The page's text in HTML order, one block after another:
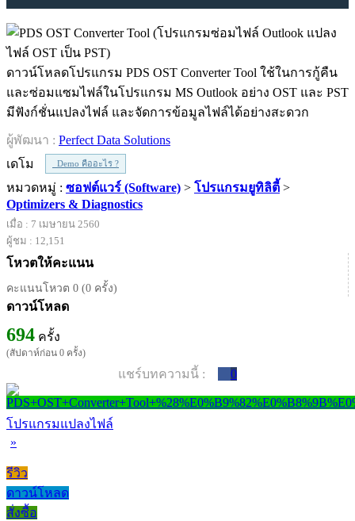
ดาวน์โหลดโปรแกรม PDS OST Converter Tool ใช้ในการกู้คืน
และซ่อมแซมไฟล์ในโปรแกรม MS Outlook อย่าง OST และ PST
มีฟังก์ชั่นแปลงไฟล์ และจัดการข้อมูลไฟล์ได้อย่างสะดวก
ผู้พัฒนา : Perfect Data Solutions
เดโม
Demo คืออะไร ?
หมวดหมู่ : ซอฟต์แวร์ (Software) > โปรแกรมยูทิลิตี้ >
Optimizers & Diagnostics
เมื่อ : 7 เมษายน 2560
ผู้ชม : 12,151
โหวตให้คะแนน
คะแนนโหวต 0 (0 ครั้ง)
ดาวน์โหลด
694 ครั้ง
(สัปดาห์ก่อน 0 ครั้ง)
แชร์บทความนี้ : 0
โปรแกรมแปลงไฟล์
»
รีวิว
ดาวน์โหลด
สั่งซื้อ